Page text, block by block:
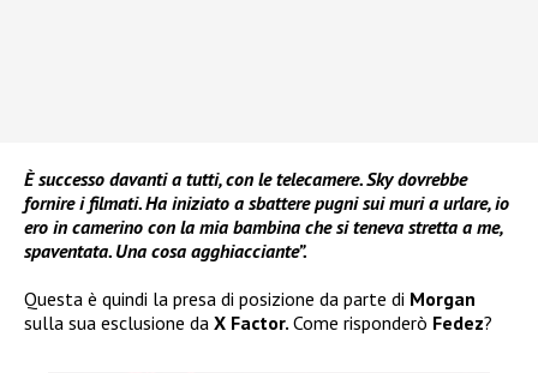
È successo davanti a tutti, con le telecamere. Sky dovrebbe
fornire i filmati. Ha iniziato a sbattere pugni sui muri a urlare, io
ero in camerino con la mia bambina che si teneva stretta a me,
spaventata. Una cosa agghiacciante”.
Questa è quindi la presa di posizione da parte di Morgan
sulla sua esclusione da X Factor. Come risponderò Fedez?